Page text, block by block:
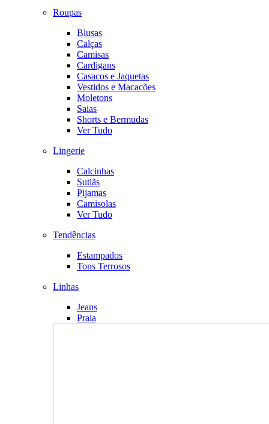
Roupas
Blusas
Calças
Camisas
Cardigans
Casacos e Jaquetas
Vestidos e Macacões
Moletons
Saias
Shorts e Bermudas
Ver Tudo
Lingerie
Calcinhas
Sutiãs
Pijamas
Camisolas
Ver Tudo
Tendências
Estampados
Tons Terrosos
Linhas
Jeans
Praia